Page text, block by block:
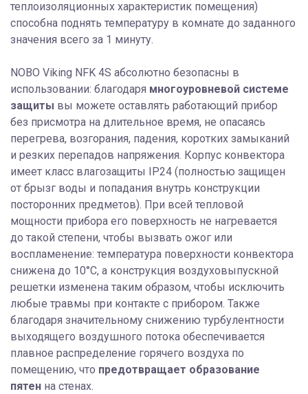
теплоизоляционных характеристик помещения)
способна поднять температуру в комнате до заданного
значения всего за 1 минуту.
NOBO Viking NFK 4S абсолютно безопасны в
использовании: благодаря многоуровневой системе
защиты вы можете оставлять работающий прибор
без присмотра на длительное время, не опасаясь
перегрева, возгорания, падения, коротких замыканий
и резких перепадов напряжения. Корпус конвектора
имеет класс влагозащиты IP24 (полностью защищен
от брызг воды и попадания внутрь конструкции
посторонних предметов). При всей тепловой
мощности прибора его поверхность не нагревается
до такой степени, чтобы вызвать ожог или
воспламенение: температура поверхности конвектора
снижена до 10°C, а конструкция воздуховыпускной
решетки изменена таким образом, чтобы исключить
любые травмы при контакте с прибором. Также
благодаря значительному снижению турбулентности
выходящего воздушного потока обеспечивается
плавное распределение горячего воздуха по
помещению, что предотвращает образование
пятен на стенах.